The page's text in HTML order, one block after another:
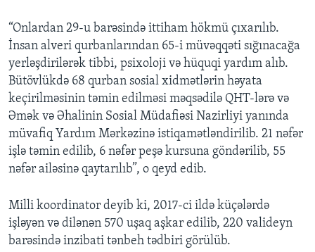
“Onlardan 29-u barəsində ittiham hökmü çıxarılıb.
İnsan alveri qurbanlarından 65-i müvəqqəti sığınacağa
yerləşdirilərək tibbi, psixoloji və hüquqi yardım alıb.
Bütövlükdə 68 qurban sosial xidmətlərin həyata
keçirilməsinin təmin edilməsi məqsədilə QHT-lərə və
Əmək və Əhalinin Sosial Müdafiəsi Nazirliyi yanında
müvafiq Yardım Mərkəzinə istiqamətləndirilib. 21 nəfər
işlə təmin edilib, 6 nəfər peşə kursuna göndərilib, 55
nəfər ailəsinə qaytarılıb”, o qeyd edib.
Milli koordinator deyib ki, 2017-ci ildə küçələrdə
işləyən və dilənən 570 uşaq aşkar edilib, 220 valideyn
barəsində inzibati tənbeh tədbiri görülüb.